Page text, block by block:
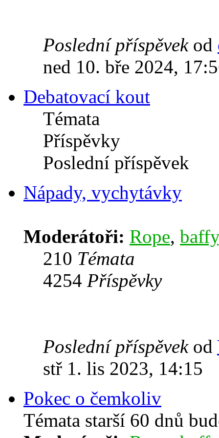
Poslední příspěvekod
ned 10. bře 2024,
Debatovací kout
Témata
Příspěvky
Poslední příspěvek
Nápady, vychytávky
Moderátoři: Rope, baffy
210 Témata
4254 Příspěvky
Poslední příspěvekod
stř 1. lis 2023, 14:15
Pokec o čemkoliv
Témata starší 60 dnů